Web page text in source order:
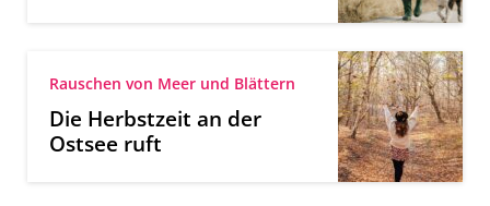
Rauschen von Meer und Blättern
Die Herbstzeit an der
Ostsee ruft